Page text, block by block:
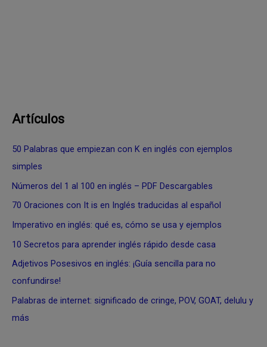
Artículos
50 Palabras que empiezan con K en inglés con ejemplos
simples
Números del 1 al 100 en inglés – PDF Descargables
70 Oraciones con It is en Inglés traducidas al español
Imperativo en inglés: qué es, cómo se usa y ejemplos
10 Secretos para aprender inglés rápido desde casa
Adjetivos Posesivos en inglés: ¡Guía sencilla para no
confundirse!
Palabras de internet: significado de cringe, POV, GOAT, delulu y
más